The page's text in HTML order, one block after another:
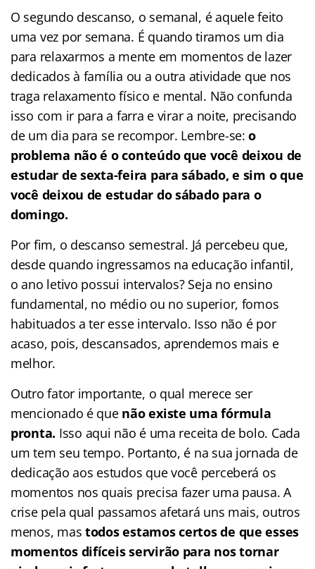
O segundo descanso, o semanal, é aquele feito
uma vez por semana. É quando tiramos um dia
para relaxarmos a mente em momentos de lazer
dedicados à família ou a outra atividade que nos
traga relaxamento físico e mental. Não confunda
isso com ir para a farra e virar a noite, precisando
de um dia para se recompor. Lembre-se:o
problema não é o conteúdo que você deixou de
estudar de sexta-feira para sábado, e sim o que
você deixou de estudar do sábado para o
domingo.
Por fim, o descanso semestral. Já percebeu que,
desde quando ingressamos na educação infantil,
o ano letivo possui intervalos? Seja no ensino
fundamental, no médio ou no superior, fomos
habituados a ter esse intervalo. Isso não é por
acaso, pois, descansados, aprendemos mais e
melhor.
Outro fator importante, o qual merece ser
mencionado é que não existe uma fórmula
pronta. Isso aqui não é uma receita de bolo. Cada
um tem seu tempo. Portanto, é na sua jornada de
dedicação aos estudos que você perceberá os
momentos nos quais precisa fazer uma pausa. A
crise pela qual passamos afetará uns mais, outros
menos, mastodos estamos certos de que esses
momentos difíceis servirão para nos tornar